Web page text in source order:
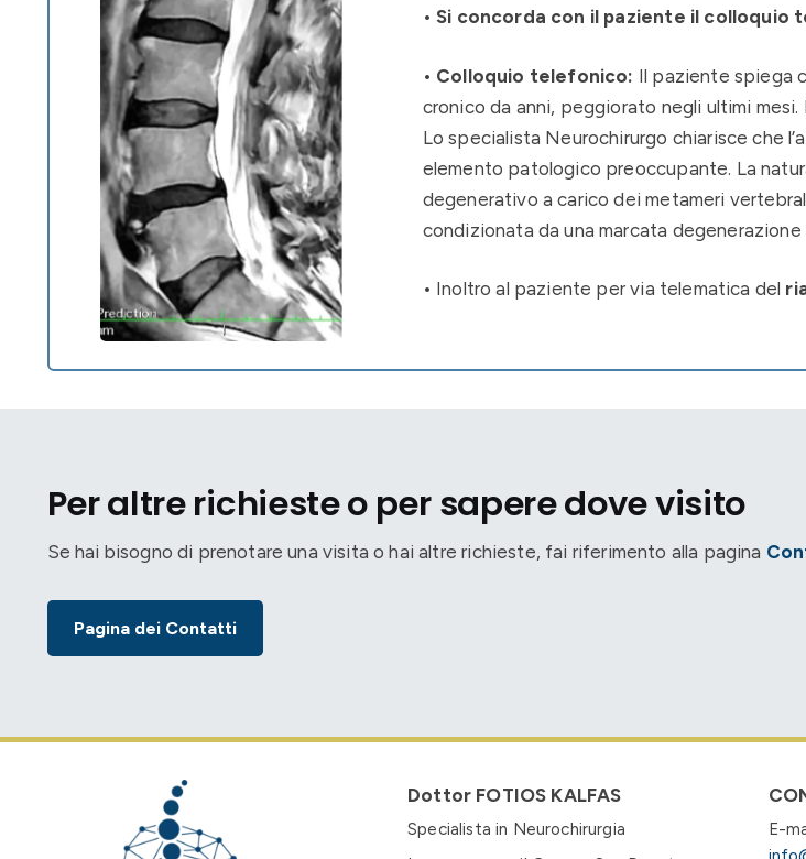
•Si concorda con il paziente il colloquio
• Colloquio telefonico: Il paziente spiega
cronico da anni, peggiorato negli ultimi
Lo specialista Neurochirurgo chiarisce che
elemento patologico preoccupante. La
degenerativo a carico dei metameri
condizionata da una marcata
• Inoltro al paziente per via telematica del
Per altre richieste o per sapere dove visito
Se hai bisogno di prenotare una visita o hai altre richieste, fai riferimento alla pagina
Pagina dei Contatti
Dottor FOTIOS KALFAS
Specialista in Neurochirurgia
E-